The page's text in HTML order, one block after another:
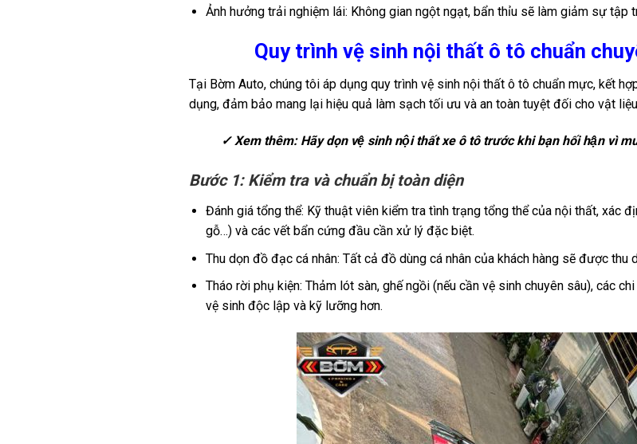
Ảnh hưởng trải nghiệm lái: Không gian ngột ngạt, bẩn thỉu sẽ làm giảm sự tập
Quy trình vệ sinh nội thất ô tô chuẩn
Tại Bờm Auto, chúng tôi áp dụng quy trình vệ sinh nội thất ô tô chuẩn mực, kết
dụng, đảm bảo mang lại hiệu quả làm sạch tối ưu và an toàn tuyệt đối cho vật
✓ Xem thêm: Hãy dọn vệ sinh nội thất xe ô tô trước khi bạn hối hận vì
Bước 1: Kiểm tra và chuẩn bị toàn diện
Đánh giá tổng thể: Kỹ thuật viên kiểm tra tình trạng tổng thể của nội thất, xác
gỗ…) và các vết bẩn cứng đầu cần xử lý đặc biệt.
Thu dọn đồ đạc cá nhân: Tất cả đồ dùng cá nhân của khách hàng sẽ được thu
Tháo rời phụ kiện: Thảm lót sàn, ghế ngồi (nếu cần vệ sinh chuyên sâu), các
vệ sinh độc lập và kỹ lưỡng hơn.